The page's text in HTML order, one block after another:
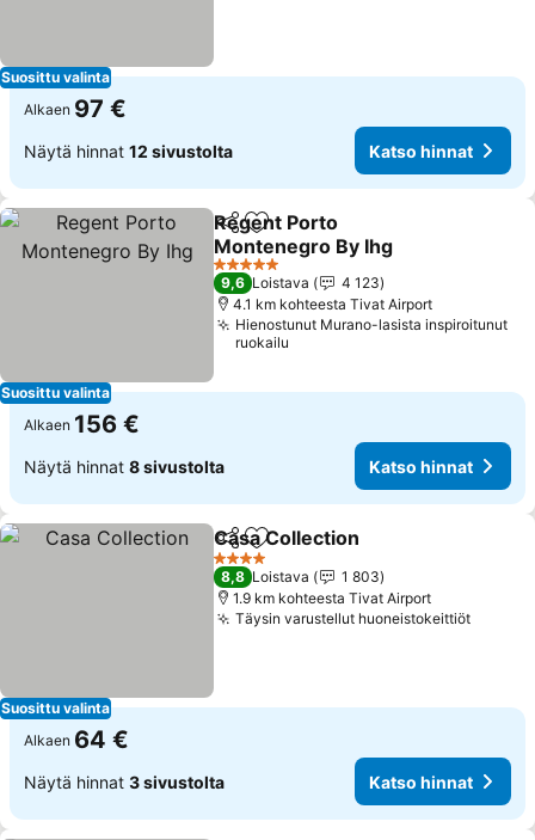
Suosittu valinta
Alkaen 97 €
Näytä hinnat 12 sivustolta Katso hinnat
Suosittu valinta
Jaa Lisää suosikkeihin
Regent Porto
Montenegro By Ihg
Katso hinnat
5 Tähtiluokitus
9,6 Loistava
4 123
4.1 km kohteesta Tivat Airport
Hienostunut Murano-lasista inspiroitunut
ruokailu
Alkaen 156 €
Näytä hinnat 8 sivustolta Katso hinnat
Suosittu valinta
Jaa Lisää suosikkeihin
Casa Collection
4 Tähtiluokitus
8,8 Loistava
1 803
1.9 km kohteesta Tivat Airport
Täysin varustellut huoneistokeittiötKatso
Alkaen 64 €
Näytä hinnat 3 sivustolta Katso hinnat